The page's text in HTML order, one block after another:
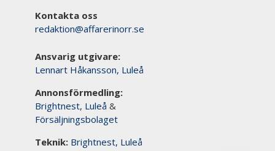
Kontakta oss
redaktion@affarerinorr.se
Ansvarig utgivare:
Lennart Håkansson, Luleå
Annonsförmedling:
Brightnest, Luleå &
Försäljningsbolaget
Teknik: Brightnest, Luleå